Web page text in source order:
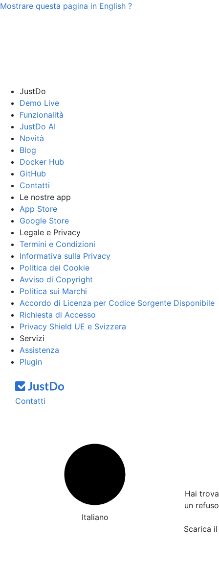
Mostrare questa pagina in English ?
JustDo
Demo Live
Funzionalità
JustDo AI
Novità
Blog
Docker Hub
GitHub
Contatti
Le nostre app
App Store
Google Store
Legale e Privacy
Termini e Condizioni
Informativa sulla Privacy
Politica dei Cookie
Avviso di Copyright
Politica sui Marchi
Accordo di Licenza per Codice Sorgente Disponibile
Richiesta di Accesso
Privacy Shield UE e Svizzera
Servizi
Assistenza
Plugin
Contatti
Italiano
Hai
un
Scarica